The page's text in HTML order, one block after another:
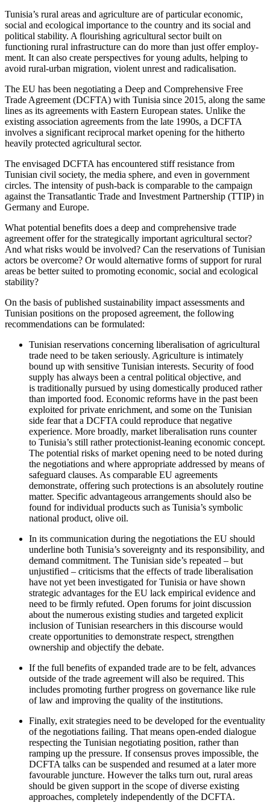
Tunisia’s rural areas and agriculture are of particu­lar economic,
social and ecological importance to the country and its social and
political stability. A flour­ishing agricultural sector built on
functioning rural infrastructure can do more than just offer employ­
ment. It can also create perspectives for young adults, helping to
avoid rural-urban migration, violent unrest and radicalisation.
The EU has been negotiating a Deep and Compre­hensive Free
Trade Agreement (DCFTA) with Tunisia since 2015, along the same
lines as its agreements with Eastern European states. Unlike the
existing association agreements from the late 1990s, a DCFTA
involves a significant reciprocal market opening for the hitherto
heavily protected agricultural sector.
The envisaged DCFTA has encountered stiff resist­ance from
Tunisian civil society, the media sphere, and even in government
circles. The intensity of push-back is comparable to the campaign
against the Transatlantic Trade and Investment Partnership (TTIP) in
Germany and Europe.
What potential benefits does a deep and compre­hensive trade
agreement offer for the strategically important agricultural sector?
And what risks would be involved? Can the reservations of Tunisian
actors be overcome? Or would alternative forms of supportfor rural
areas be better suited to promoting economic, social and ecological
stability?
On the basis of published sustainability impact assessments and
Tunisian positions on the proposed agreement, the following
recommendations can be formulated:
Tunisian reservations concerning liberalisation of agricultural
trade need to be taken seriously. Agriculture is intimately
bound up with sensi­tive Tunisian interests. Security of food
supply has always been a central political objective, and
is traditionally pursued by using domestically produced rather
than imported food. Economic reforms have in the past been
exploited for pri­vate enrichment, and some on the Tunisian
side fear that a DCFTA could reproduce that negative
experience. More broadly, market liberalisation runs counter
to Tunisia’s still rather protectionist-leaning economic concept.
The potential risks of mar­ket opening need to be noted during
the nego­tiations and where appropriate addressed by means of
safeguard clauses. As comparable EU agreements
demonstrate, offering such protections is an abso­lute­ly routine
matter. Specific advantageous arrange­ments should also be
found for individual products such as Tunisia’s symbolic
national product, olive oil.
In its communication during the negotiations the EU should
underline both Tunisia’s sovereignty and its responsibility, and
demand commitment. The Tunisian side’s repeated – but
unjustified – criticisms that the effects of trade liberalisation
have not yet been investigated for Tunisia or have shown
strategic advantages for the EU lack empiri­cal evidence and
need to be firmly refuted. Open forums for joint discussion
about the numerous existing studies and targeted explicit
inclusion of Tunisian researchers in this discourse would
create opportunities to demonstrate respect, strengthen
ownership and objectify the debate.
If the full benefits of expanded trade are to be felt, advances
outside of the trade agreement will also be required. This
includes promoting further pro­gress on governance like rule
of law and improving the quality of the institutions.
Finally, exit strategies need to be developed for the eventuality
of the negotiations failing. That means open-ended dialogue
respecting the Tunisian nego­tiating position, rather than
ramping up the pressure. If consensus proves impossible, the
DCFTA talks can be suspended and resumed at a later more
favourable juncture. However the talks turn out, rural areas
should be given support in the scope of diverse existing
approaches, completely independently of the DCFTA.